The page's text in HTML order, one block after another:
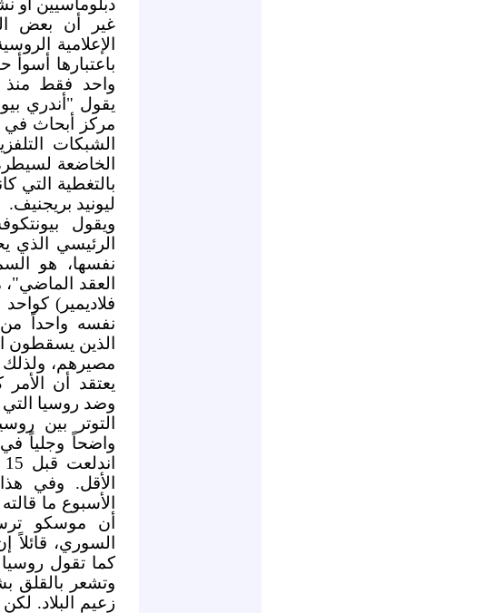
دبلوماسيين أو
غير أن بعض
الإعلامية
باعتبارها أسوأ
واحد فقط منذ
يقول "أندري
مركز أبحاث في
الشبكات
الخاضعة
بالتغطية التي
ليونيد بريجنيف.
ويقول
الرئيسي الذي
نفسها، هو
العقد
فلاديمير)
نفسه واحداً
الذين يسقطون
مصيرهم،
يعتقد أن
وضد روسيا التي
التوتر بين
واضحاً وجلياً
الأقل. وفي
الأسبوع ما
أن موسكو
السوري،
كما تقول
وتشعر بالقلق
زعيم البلاد.